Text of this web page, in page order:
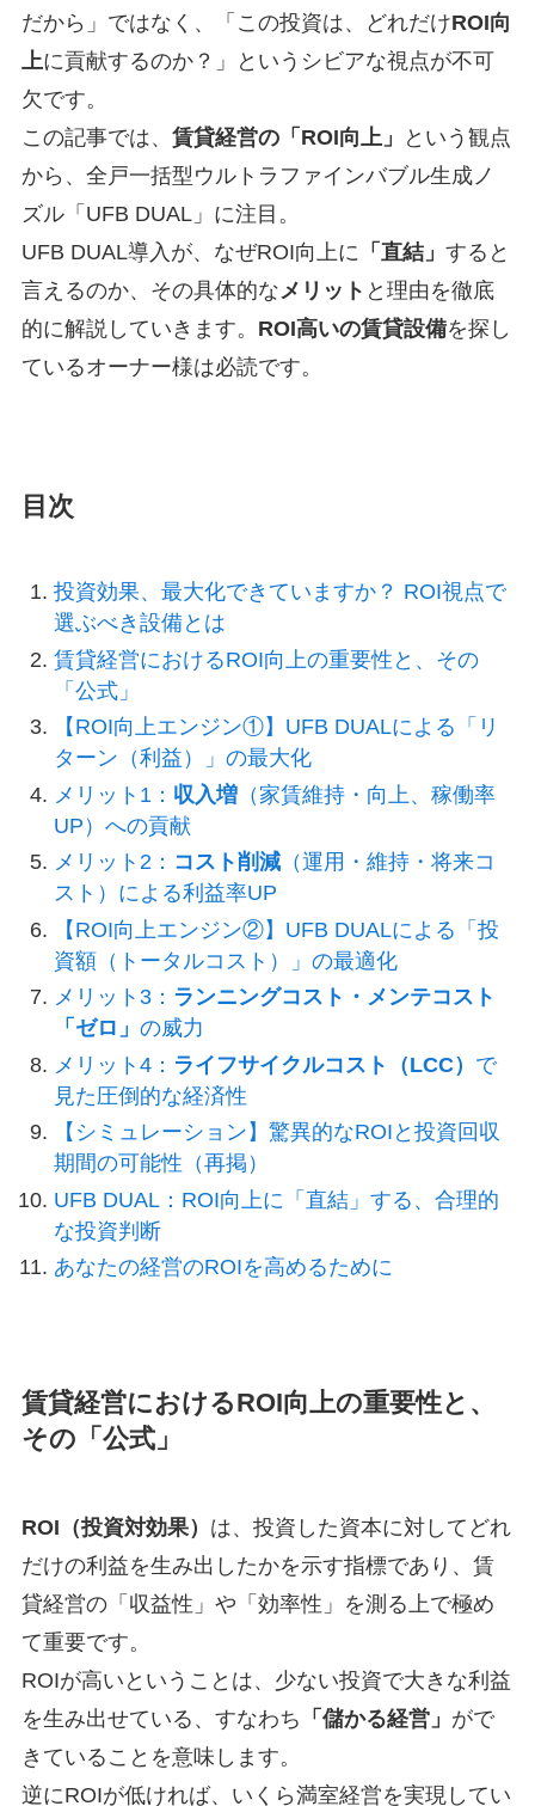
だから」ではなく、「この投資は、どれだけROI向
上に貢献するのか？」というシビアな視点が不可
欠です。
この記事では、 賃貸経営の「ROI向上」
という観点
から、全戸一括型ウルトラファインバブル生成ノ
ズル「UFB DUAL」に注目。
UFB DUAL導入が、なぜROI向上に 「直結」 すると
言えるのか、その具体的なメリット と理由を徹底
的に解説していきます。 ROI高いの賃貸設備を探し
ているオーナー様は必読です。
目次
投資効果、最大化できていますか？ ROI視点で
選ぶべき設備とは
賃貸経営におけるROI向上の重要性と、その
「公式」
【ROI向上エンジン①】UFB DUALによる「リ
ターン（利益）」の最大化
メリット1： 収入増（家賃維持・向上、稼働率
UP）への貢献
メリット2： コスト削減（運用・維持・将来コ
スト）による利益率UP
【ROI向上エンジン②】UFB DUALによる「投
資額（トータルコスト）」の最適化
メリット3： ランニングコスト・メンテコスト
「ゼロ」 の威力
メリット4： ライフサイクルコスト（LCC） で
見た圧倒的な経済性
【シミュレーション】驚異的なROIと投資回収
期間の可能性（再掲）
UFB DUAL：ROI向上に「直結」する、合理的
な投資判断
あなたの経営のROIを高めるために
賃貸経営におけるROI向上の重要性と、
その「公式」
ROI（投資対効果） は、投資した資本に対してどれ
だけの利益を生み出したかを示す指標であり、賃
貸経営の「収益性」や「効率性」を測る上で極め
て重要です。
ROIが高いということは、少ない投資で大きな利益
を生み出せている、すなわち 「儲かる経営」 がで
きていることを意味します。
逆にROIが低ければ、いくら満室経営を実現してい